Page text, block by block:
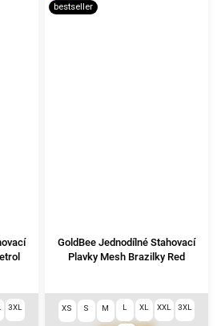
3XL
bestseller
GoldBee Jednodílné Stahovací
Plavky Mesh Brazilky Red
XS S M L XL XXL 3XL